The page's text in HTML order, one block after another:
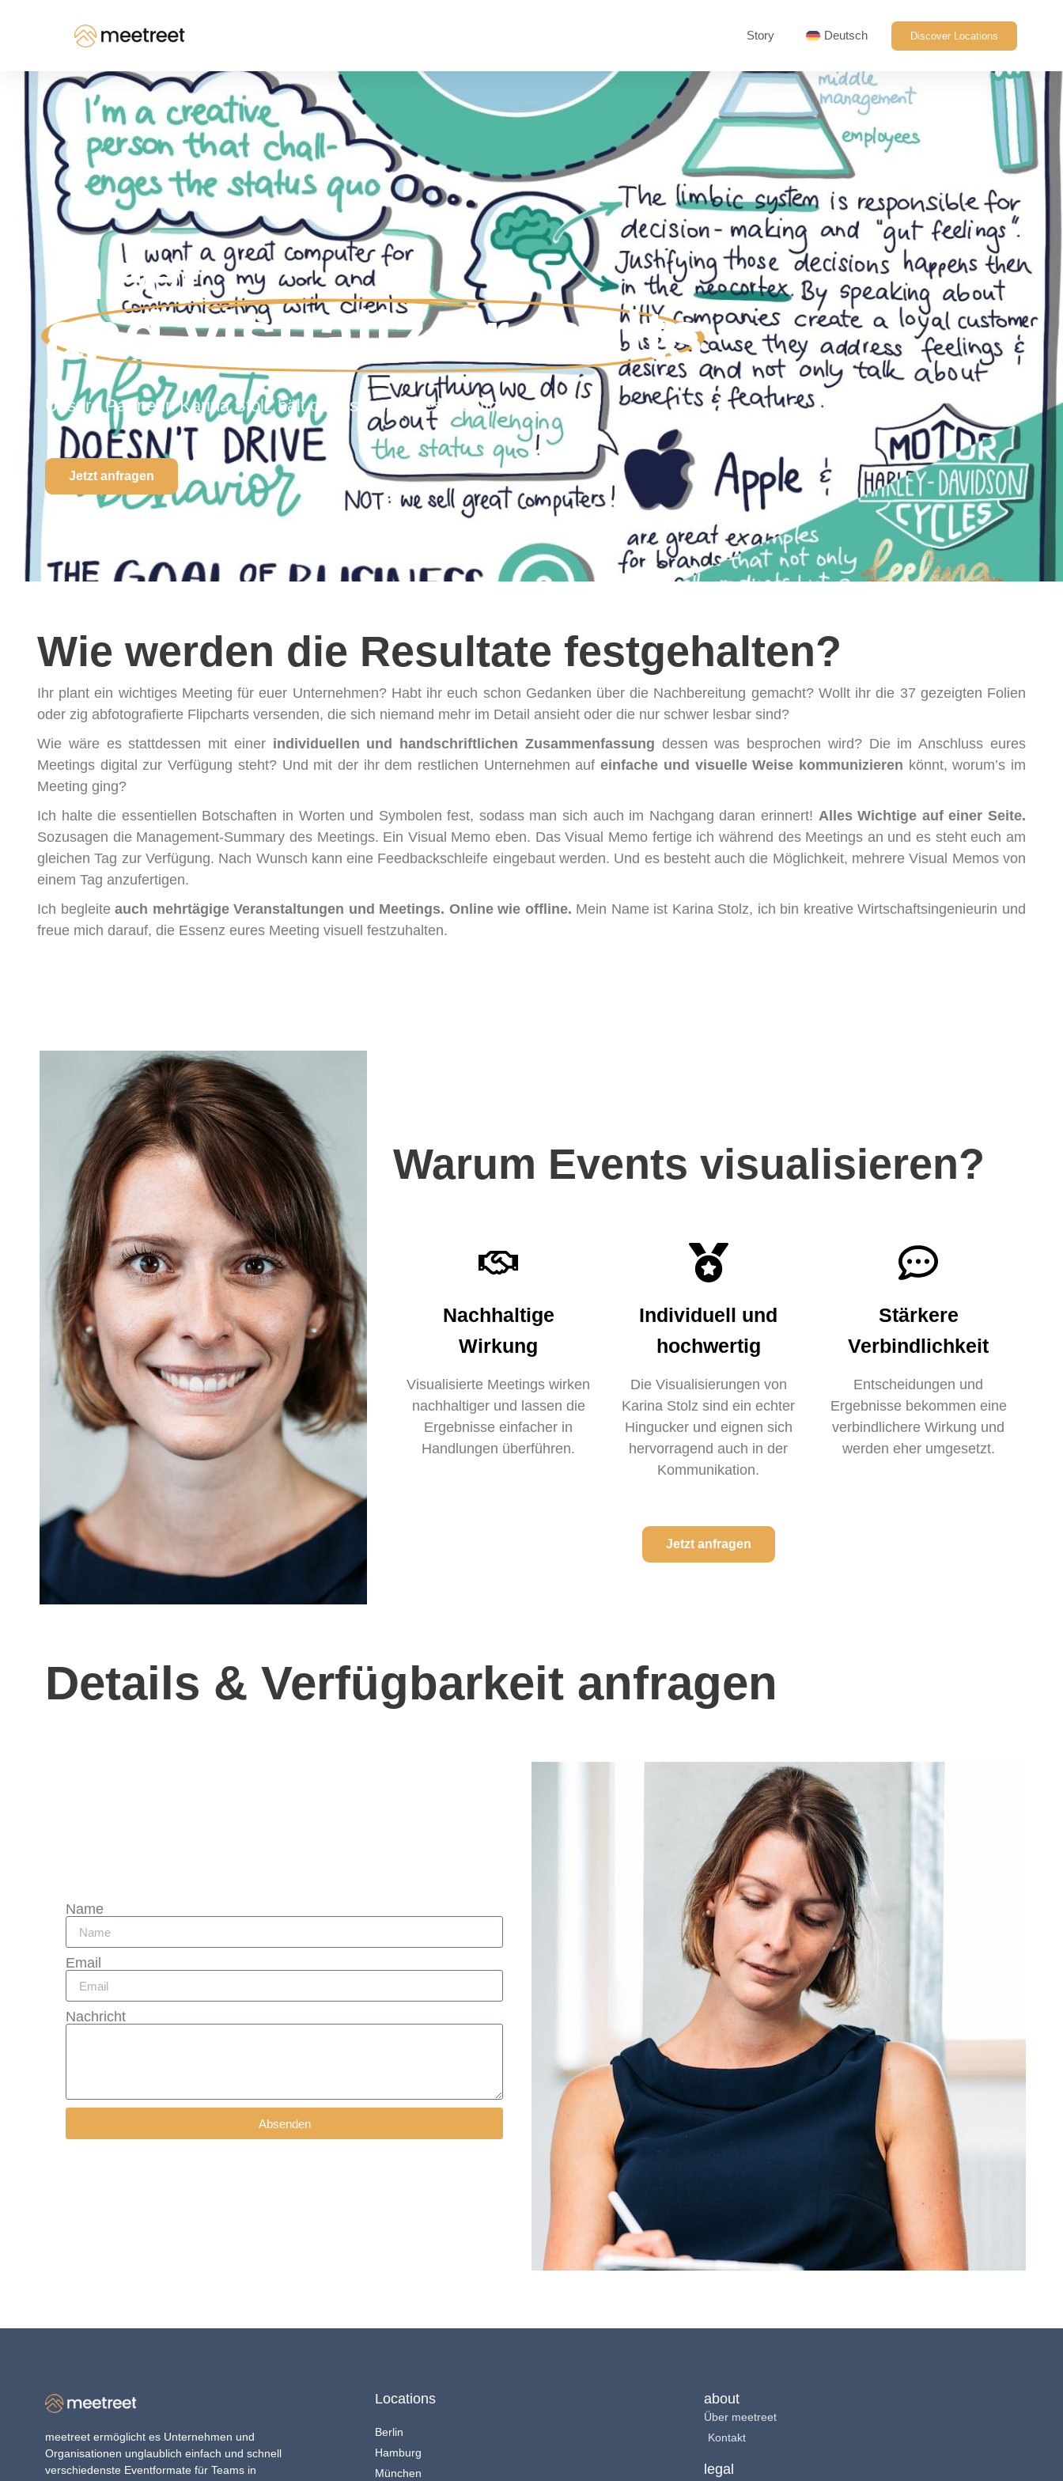
Story Deutsch Discover Locations
meet
and visualize results
Unsere Partnerin Karina Stolz hält die Essenz eures Meeting visuell fest.
Jetzt anfragen
Wie werden die Resultate festgehalten?
Ihr plant ein wichtiges Meeting für euer Unternehmen? Habt ihr euch schon Gedanken über die Nachbereitung gemacht? Wollt ihr die 37 gezeigten Folien
oder zig abfotografierte Flipcharts versenden, die sich niemand mehr im Detail ansieht oder die nur schwer lesbar sind?
Wie wäre es stattdessen mit einer individuellen und handschriftlichen Zusammenfassung dessen was besprochen wird? Die im Anschluss eures
Meetings digital zur Verfügung steht? Und mit der ihr dem restlichen Unternehmen aufeinfache und visuelle Weise kommunizieren könnt, worum’s im
Meeting ging?
Ich halte die essentiellen Botschaften in Worten und Symbolen fest, sodass man sich auch im Nachgang daran erinnert! Alles Wichtige auf einer Seite.
Sozusagen die Management-Summary des Meetings. Ein Visual Memo eben. Das Visual Memo fertige ich während des Meetings an und es steht euch am
gleichen Tag zur Verfügung. Nach Wunsch kann eine Feedbackschleife eingebaut werden. Und es besteht auch die Möglichkeit, mehrere Visual Memos von
einem Tag anzufertigen.
Ich begleiteauch mehrtägige Veranstaltungen und Meetings. Online wie offline. Mein Name ist Karina Stolz, ich bin kreative Wirtschaftsingenieurin und
freue mich darauf, die Essenz eures Meeting visuell festzuhalten.
Warum Events visualisieren?
Nachhaltige
Wirkung
Visualisierte Meetings wirken
nachhaltiger und lassen die
Ergebnisse einfacher in
Handlungen überführen.
Individuell und
hochwertig
Die Visualisierungen von
Karina Stolz sind ein echter
Hingucker und eignen sich
hervorragend auch in der
Kommunikation.
Stärkere
Verbindlichkeit
Entscheidungen und
Ergebnisse bekommen eine
verbindlichere Wirkung und
werden eher umgesetzt.
Jetzt anfragen
Details & Verfügbarkeit anfragen
Name
Email
Nachricht
Absenden
meetreet ermöglicht es Unternehmen und
Organisationen unglaublich einfach und schnell
verschiedenste Eventformate für Teams in
Locations
Berlin
Hamburg
München
about
Über meetreet
Kontakt
legal